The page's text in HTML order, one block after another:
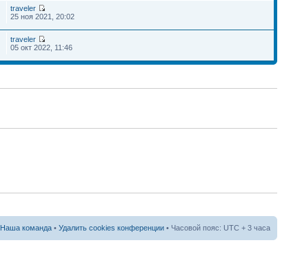
traveler
25 ноя 2021, 20:02
traveler
05 окт 2022, 11:46
Наша команда • Удалить cookies конференции • Часовой пояс: UTC + 3 часа